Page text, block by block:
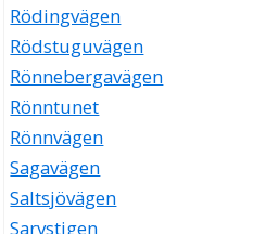
Rödingvägen
Rödstuguvägen
Rönnebergavägen
Rönntunet
Rönnvägen
Sagavägen
Saltsjövägen
Sarvstigen